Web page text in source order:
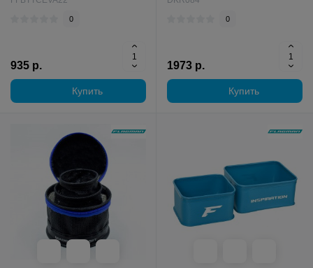
0
935 р.
Купить
0
1973 р.
Купить